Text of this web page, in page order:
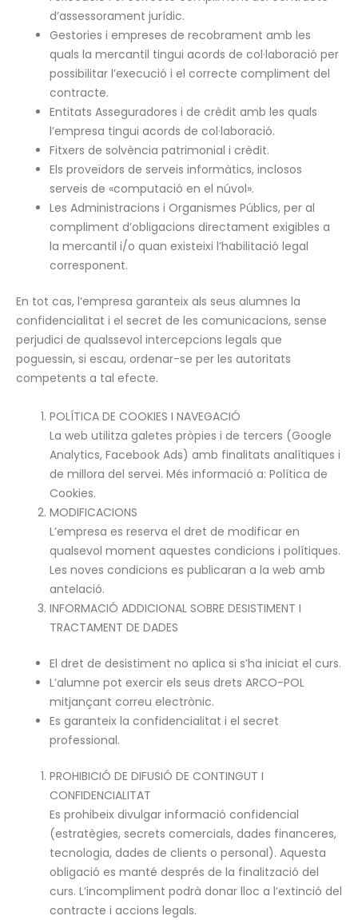
d’assessorament jurídic.
Gestories i empreses de recobrament amb les
quals la mercantil tingui acords de col·laboració per
possibilitar l’execució i el correcte compliment del
contracte.
Entitats Asseguradores i de crèdit amb les quals
l’empresa tingui acords de col·laboració.
Fitxers de solvència patrimonial i crèdit.
Els proveïdors de serveis informàtics, inclosos
serveis de «computació en el núvol».
Les Administracions i Organismes Públics, per al
compliment d’obligacions directament exigibles a
la mercantil i/o quan existeixi l’habilitació legal
corresponent.
En tot cas, l’empresa garanteix als seus alumnes la
confidencialitat i el secret de les comunicacions, sense
perjudici de qualssevol intercepcions legals que
poguessin, si escau, ordenar-se per les autoritats
competents a tal efecte.
POLÍTICA DE COOKIES I NAVEGACIÓ
La web utilitza galetes pròpies i de tercers (Google
Analytics, Facebook Ads) amb finalitats analítiques i
de millora del servei. Més informació a: Política de
Cookies.
MODIFICACIONS
L’empresa es reserva el dret de modificar en
qualsevol moment aquestes condicions i polítiques.
Les noves condicions es publicaran a la web amb
antelació.
INFORMACIÓ ADDICIONAL SOBRE DESISTIMENT I
TRACTAMENT DE DADES
El dret de desistiment no aplica si s’ha iniciat el curs.
L’alumne pot exercir els seus drets ARCO-POL
mitjançant correu electrònic.
Es garanteix la confidencialitat i el secret
professional.
PROHIBICIÓ DE DIFUSIÓ DE CONTINGUT I
CONFIDENCIALITAT
Es prohibeix divulgar informació confidencial
(estratègies, secrets comercials, dades financeres,
tecnologia, dades de clients o personal). Aquesta
obligació es manté després de la finalització del
curs. L’incompliment podrà donar lloc a l’extinció del
contracte i accions legals.